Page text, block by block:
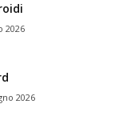
2026
2026